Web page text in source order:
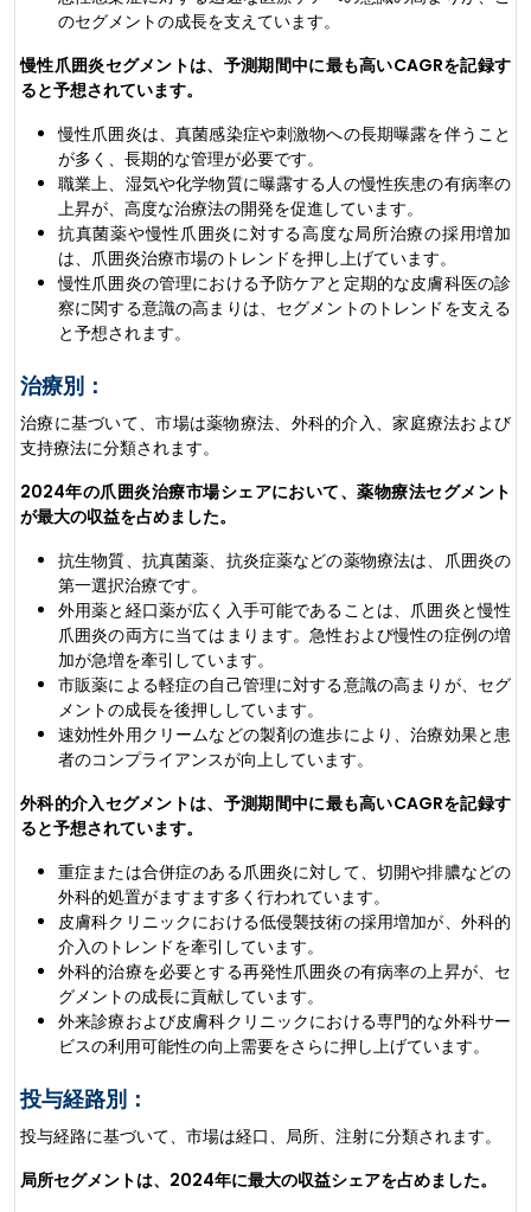
のセグメントの成長を支えています。
慢性爪囲炎セグメントは、予測期間中に最も高いCAGRを記録す
ると予想されています。
慢性爪囲炎は、真菌感染症や刺激物への長期曝露を伴うこと
が多く、長期的な管理が必要です。
職業上、湿気や化学物質に曝露する人の慢性疾患の有病率の
上昇が、高度な治療法の開発を促進しています。
抗真菌薬や慢性爪囲炎に対する高度な局所治療の採用増加
は、爪囲炎治療市場のトレンドを押し上げています。
慢性爪囲炎の管理における予防ケアと定期的な皮膚科医の診
察に関する意識の高まりは、セグメントのトレンドを支える
と予想されます。
治療別：
治療に基づいて、市場は薬物療法、外科的介入、家庭療法および
支持療法に分類されます。
2024年の爪囲炎治療市場シェアにおいて、薬物療法セグメント
が最大の収益を占めました。
抗生物質、抗真菌薬、抗炎症薬などの薬物療法は、爪囲炎の
第一選択治療です。
外用薬と経口薬が広く入手可能であることは、爪囲炎と慢性
爪囲炎の両方に当てはまります。急性および慢性の症例の増
加が急増を牽引しています。
市販薬による軽症の自己管理に対する意識の高まりが、セグ
メントの成長を後押ししています。
速効性外用クリームなどの製剤の進歩により、治療効果と患
者のコンプライアンスが向上しています。
外科的介入セグメントは、予測期間中に最も高いCAGRを記録す
ると予想されています。
重症または合併症のある爪囲炎に対して、切開や排膿などの
外科的処置がますます多く行われています。
皮膚科クリニックにおける低侵襲技術の採用増加が、外科的
介入のトレンドを牽引しています。
外科的治療を必要とする再発性爪囲炎の有病率の上昇が、セ
グメントの成長に貢献しています。
外来診療および皮膚科クリニックにおける専門的な外科サー
ビスの利用可能性の向上需要をさらに押し上げています。
投与経路別：
投与経路に基づいて、市場は経口、局所、注射に分類されます。
局所セグメントは、2024年に最大の収益シェアを占めました。